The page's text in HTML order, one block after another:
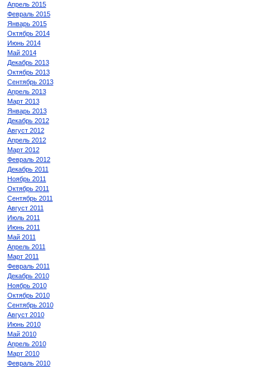
Апрель 2015
Февраль 2015
Январь 2015
Октябрь 2014
Июнь 2014
Май 2014
Декабрь 2013
Октябрь 2013
Сентябрь 2013
Апрель 2013
Март 2013
Январь 2013
Декабрь 2012
Август 2012
Апрель 2012
Март 2012
Февраль 2012
Декабрь 2011
Ноябрь 2011
Октябрь 2011
Сентябрь 2011
Август 2011
Июль 2011
Июнь 2011
Май 2011
Апрель 2011
Март 2011
Февраль 2011
Декабрь 2010
Ноябрь 2010
Октябрь 2010
Сентябрь 2010
Август 2010
Июнь 2010
Май 2010
Апрель 2010
Март 2010
Февраль 2010